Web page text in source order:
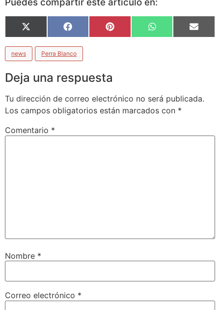
X
(Twitter)
Facebook Pinterest WhatsApp Email
news Perra Blanco
Deja una respuesta
Tu dirección de correo electrónico no será publicada.
Los campos obligatorios están marcados con *
Comentario *
Nombre *
Correo electrónico *